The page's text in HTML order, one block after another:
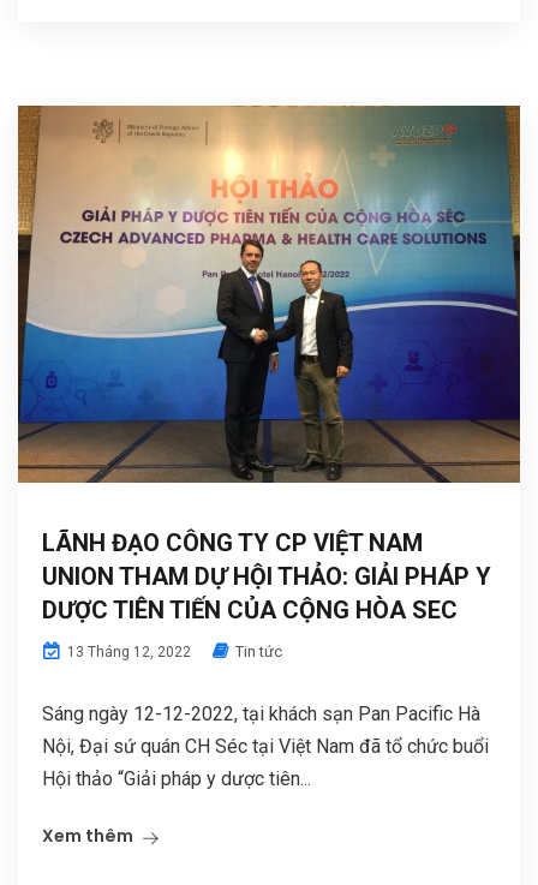
LÃNH ĐẠO CÔNG TY CP VIỆT NAM
UNION THAM DỰ HỘI THẢO: GIẢI PHÁP Y
DƯỢC TIÊN TIẾN CỦA CỘNG HÒA SEC
13 Tháng 12, 2022 Tin tức
Sáng ngày 12-12-2022, tại khách sạn Pan Pacific Hà
Nội, Đại sứ quán CH Séc tại Việt Nam đã tổ chức buổi
Hội thảo “Giải pháp y dược tiên...
Xem thêm